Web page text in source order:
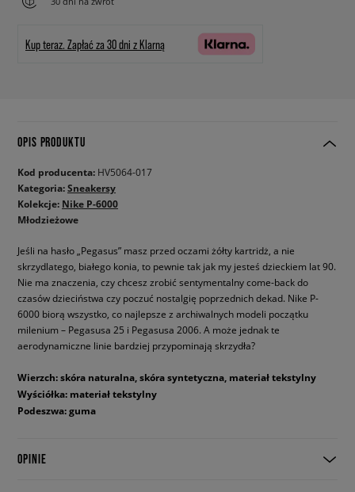
Kup teraz. Zapłać za 30 dni z Klarną
OPIS PRODUKTU
Kod producenta: HV5064-017
Kategoria:Sneakersy
Kolekcje: Nike P-6000
Młodzieżowe
Jeśli na hasło „Pegasus” masz przed oczami żółty kartridż, a nie
skrzydlatego, białego konia, to pewnie tak jak my jesteś dzieckiem lat 90.
Nie ma znaczenia, czy chcesz zrobić sentymentalny come-back do
czasów dzieciństwa czy poczuć nostalgię poprzednich dekad. Nike P-
6000 biorą wszystko, co najlepsze z archiwalnych modeli początku
milenium – Pegasusa 25 i Pegasusa 2006. A może jednak te
aerodynamiczne linie bardziej przypominają skrzydła?
Wierzch: skóra naturalna, skóra syntetyczna, materiał tekstylny
Wyściółka: materiał tekstylny
Podeszwa: guma
OPINIE